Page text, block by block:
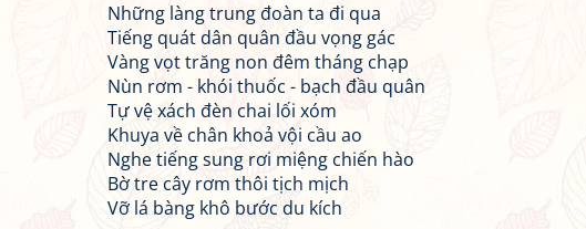
Những làng trung đoàn ta đi qua
Tiếng quát dân quân đầu vọng gác
Vàng vọt trăng non đêm tháng chạp
Nùn rơm - khói thuốc - bạch đầu quân
Tự vệ xách đèn chai lối xóm
Khuya về chân khoả vội cầu ao
Nghe tiếng sung rơi miệng chiến hào
Bờ tre cây rơm thôi tịch mịch
Vỡ lá bàng khô bước du kích